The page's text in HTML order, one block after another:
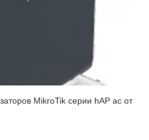
MikroTik серии hAP ac от